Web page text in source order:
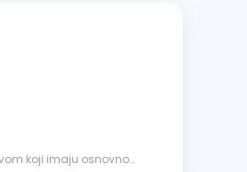
koji imaju osnovno